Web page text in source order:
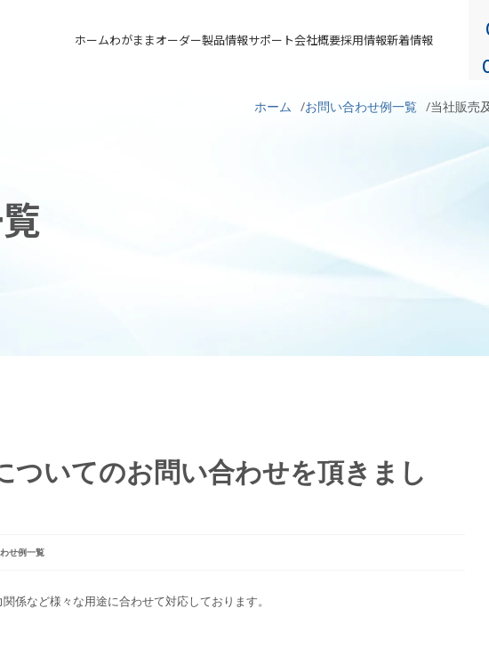
ホームわがままオーダー製品情報サポート会社概要採用情報新着情報
ホーム お問い合わせ例一覧 当社販売
ついてのお問い合わせを頂きまし
せ例一覧
係など様々な用途に合わせて対応しております。